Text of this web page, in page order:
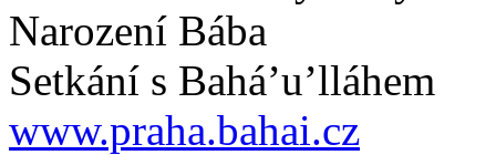
Narození Bába
Setkání s Bahá’u’lláhem
www.praha.bahai.cz